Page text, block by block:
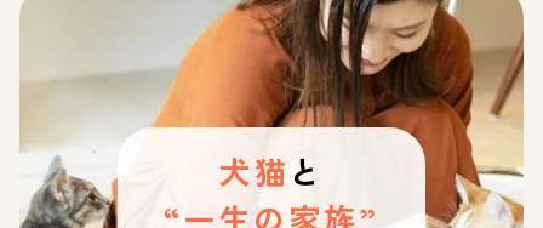
犬猫 と
“一生の家族”